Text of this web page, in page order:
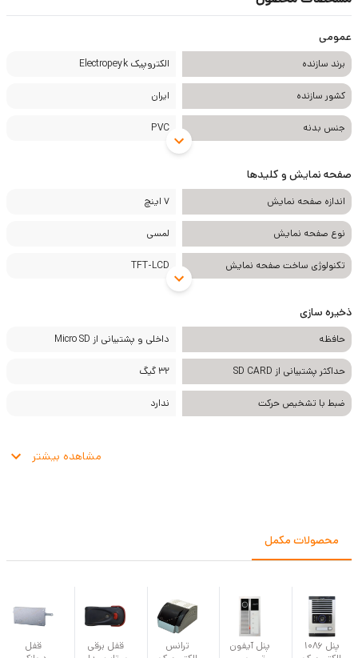
عمومی
برند سازنده الکتروپیک Electropeyk
کشور سازنده ایران
جنس بدنه PVC
صفحه نمایش و کلیدها
اندازه صفحه نمایش 7 اینچ
نوع صفحه نمایش لمسی
تکنولوژی ساخت صفحه نمایش TFT-LCD
ذخیره سازی
حافظه داخلی و پشتیبانی از Micro SD
حداکثر پشتیبانی از SD CARD 32 گیگ
ضبط با تشخیص حرکت ندارد
مشاهده بیشتر
محصولات مکمل
پنل 1086
پنل آیفون
ترانس
قفل برقی
قفل